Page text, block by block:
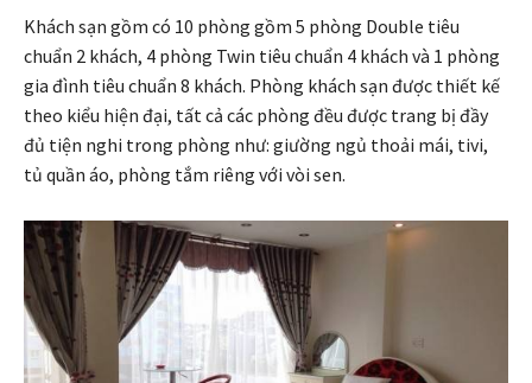
Khách sạn gồm có 10 phòng gồm 5 phòng Double tiêu
chuẩn 2 khách, 4 phòng Twin tiêu chuẩn 4 khách và 1 phòng
gia đình tiêu chuẩn 8 khách. Phòng khách sạn được thiết kế
theo kiểu hiện đại, tất cả các phòng đều được trang bị đầy
đủ tiện nghi trong phòng như: giường ngủ thoải mái, tivi,
tủ quần áo, phòng tắm riêng với vòi sen.